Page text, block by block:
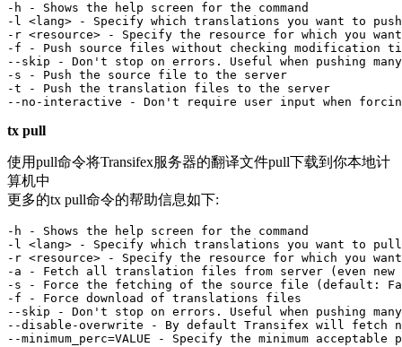
-h - Shows the help screen for the command
-l <lang> - Specify which translations you want to
-r <resource> - Specify the resource for which you
-f - Push source files without checking modification
--skip - Don't stop on errors. Useful when pushing
-s - Push the source file to the server
-t - Push the translation files to the server
--no-interactive - Don't require user input when
tx pull
使用pull命令将Transifex服务器的翻译文件pull下载到你本地计
算机中
更多的tx pull命令的帮助信息如下:
-h - Shows the help screen for the command
-l <lang> - Specify which translations you want to
-r <resource> - Specify the resource for which you
-a - Fetch all translation files from server (even new
-s - Force the fetching of the source file (default:
-f - Force download of translations files
--skip - Don't stop on errors. Useful when pushing
--disable-overwrite - By default Transifex will fetch
--minimum_perc=VALUE - Specify the minimum